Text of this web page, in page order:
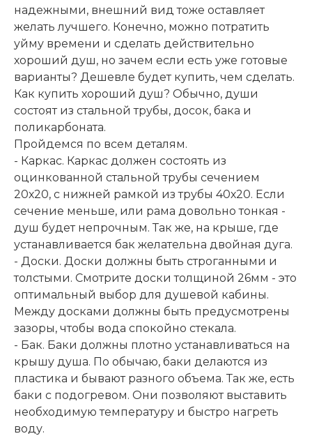
надежными, внешний вид тоже оставляет
желать лучшего. Конечно, можно потратить
уйму времени и сделать действительно
хороший душ, но зачем если есть уже готовые
варианты? Дешевле будет купить, чем сделать.
Как купить хороший душ? Обычно, души
состоят из стальной трубы, досок, бака и
поликарбоната.
Пройдемся по всем деталям.
- Каркас. Каркас должен состоять из
оцинкованной стальной трубы сечением
20х20, с нижней рамкой из трубы 40х20. Если
сечение меньше, или рама довольно тонкая -
душ будет непрочным. Так же, на крыше, где
устанавливается бак желательна двойная дуга.
- Доски. Доски должны быть строганными и
толстыми. Смотрите доски толщиной 26мм - это
оптимальный выбор для душевой кабины.
Между досками должны быть предусмотрены
зазоры, чтобы вода спокойно стекала.
- Бак. Баки должны плотно устанавливаться на
крышу душа. По обычаю, баки делаются из
пластика и бывают разного объема. Так же, есть
баки с подогревом. Они позволяют выставить
необходимую температуру и быстро нагреть
воду.